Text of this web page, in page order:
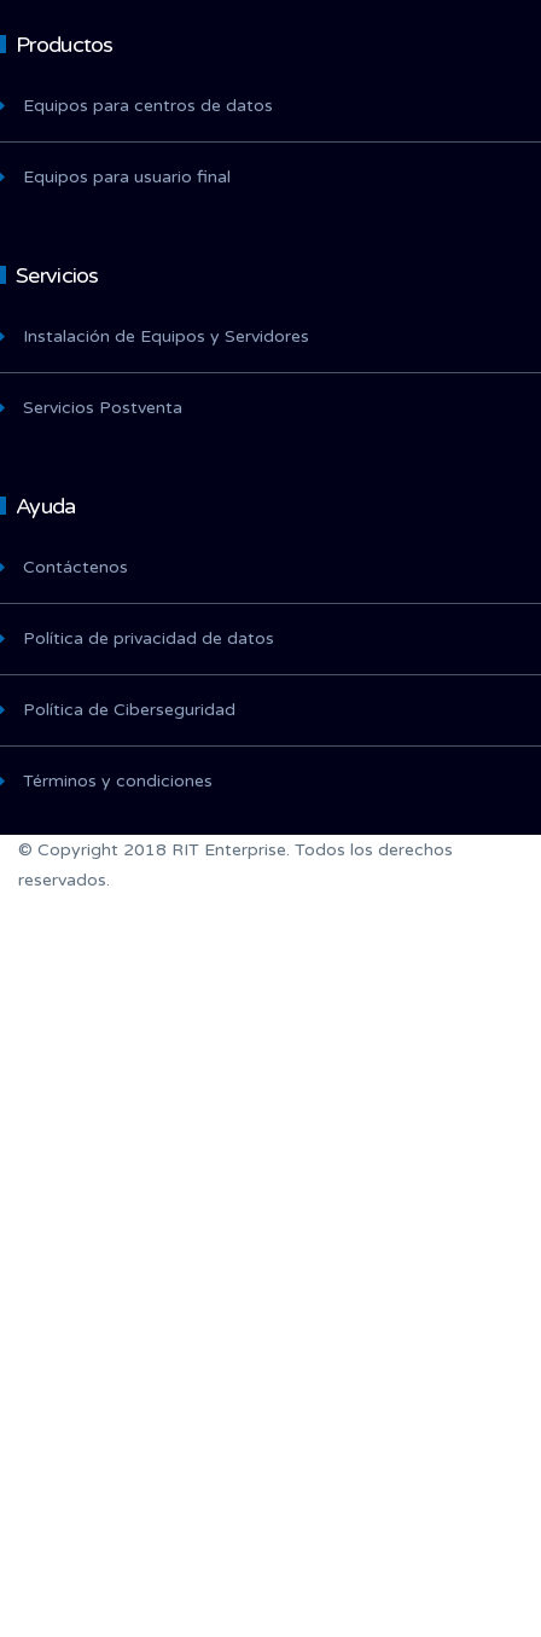
Productos
Equipos para centros de datos
Equipos para usuario final
Servicios
Instalación de Equipos y Servidores
Servicios Postventa
Ayuda
Contáctenos
Política de privacidad de datos
Política de Ciberseguridad
Términos y condiciones
© Copyright 2018 RIT Enterprise. Todos los derechos
reservados.